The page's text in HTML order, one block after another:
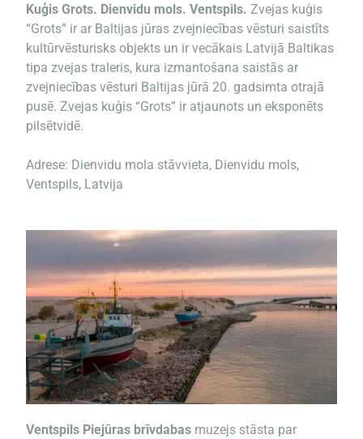
Kuģis Grots. Dienvidu mols. Ventspils. Zvejas kuģis
“Grots” ir ar Baltijas jūras zvejniecības vēsturi saistīts
kultūrvēsturisks objekts un ir vecākais Latvijā Baltikas
tipa zvejas traleris, kura izmantošana saistās ar
zvejniecības vēsturi Baltijas jūrā 20. gadsimta otrajā
pusē. Zvejas kuģis “Grots” ir atjaunots un eksponēts
pilsētvidē.
Adrese: Dienvidu mola stāvvieta, Dienvidu mols,
Ventspils, Latvija
Ventspils Piejūras brīvdabas muzejs stāsta par